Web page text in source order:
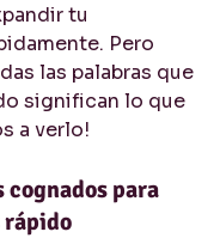
tu
Pero
las palabras que
significan lo que
a verlo!
cognados para
rápido